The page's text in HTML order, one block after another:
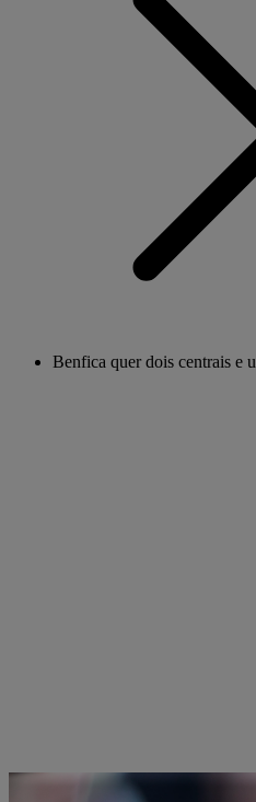
Benfica quer dois centrais e